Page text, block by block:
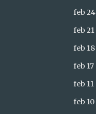
feb 24
feb 21
feb 18
feb 17
feb 11
feb 10